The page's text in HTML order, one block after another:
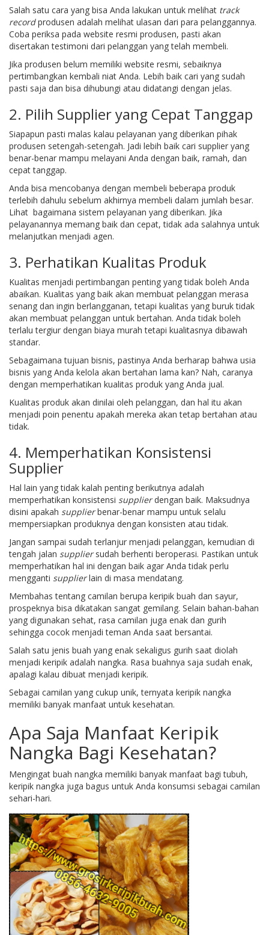
Salah satu cara yang bisa Anda lakukan untuk melihat track
recordprodusen adalah melihat ulasan dari para pelanggannya.
Coba periksa pada website resmi produsen, pasti akan
disertakan testimoni dari pelanggan yang telah membeli.
Jika produsen belum memiliki website resmi, sebaiknya
pertimbangkan kembali niat Anda. Lebih baik cari yang sudah
pasti saja dan bisa dihubungi atau didatangi dengan jelas.
2. Pilih Supplier yang Cepat Tanggap
Siapapun pasti malas kalau pelayanan yang diberikan pihak
produsen setengah-setengah. Jadi lebih baik cari supplier yang
benar-benar mampu melayani Anda dengan baik, ramah, dan
cepat tanggap.
Anda bisa mencobanya dengan membeli beberapa produk
terlebih dahulu sebelum akhirnya membeli dalam jumlah besar.
Lihat bagaimana sistem pelayanan yang diberikan. Jika
pelayanannya memang baik dan cepat, tidak ada salahnya untuk
melanjutkan menjadi agen.
3. Perhatikan Kualitas Produk
Kualitas menjadi pertimbangan penting yang tidak boleh Anda
abaikan. Kualitas yang baik akan membuat pelanggan merasa
senang dan ingin berlangganan, tetapi kualitas yang buruk tidak
akan membuat pelanggan untuk bertahan. Anda tidak boleh
terlalu tergiur dengan biaya murah tetapi kualitasnya dibawah
standar.
Sebagaimana tujuan bisnis, pastinya Anda berharap bahwa usia
bisnis yang Anda kelola akan bertahan lama kan? Nah, caranya
dengan memperhatikan kualitas produk yang Anda jual.
Kualitas produk akan dinilai oleh pelanggan, dan hal itu akan
menjadi poin penentu apakah mereka akan tetap bertahan atau
tidak.
4. Memperhatikan Konsistensi
Supplier
Hal lain yang tidak kalah penting berikutnya adalah
memperhatikan konsistensi supplierdengan baik. Maksudnya
disini apakah supplierbenar-benar mampu untuk selalu
mempersiapkan produknya dengan konsisten atau tidak.
Jangan sampai sudah terlanjur menjadi pelanggan, kemudian di
tengah jalan suppliersudah berhenti beroperasi. Pastikan untuk
memperhatikan hal ini dengan baik agar Anda tidak perlu
mengganti supplierlain di masa mendatang.
Membahas tentang camilan berupa keripik buah dan sayur,
prospeknya bisa dikatakan sangat gemilang. Selain bahan-bahan
yang digunakan sehat, rasa camilan juga enak dan gurih
sehingga cocok menjadi teman Anda saat bersantai.
Salah satu jenis buah yang enak sekaligus gurih saat diolah
menjadi keripik adalah nangka. Rasa buahnya saja sudah enak,
apalagi kalau dibuat menjadi keripik.
Sebagai camilan yang cukup unik, ternyata keripik nangka
memiliki banyak manfaat untuk kesehatan.
Apa Saja Manfaat Keripik
Nangka Bagi Kesehatan?
Mengingat buah nangka memiliki banyak manfaat bagi tubuh,
keripik nangka juga bagus untuk Anda konsumsi sebagai camilan
sehari-hari.